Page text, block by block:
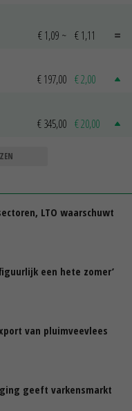
€ 1,09 ~ € 1,11
€ 197,00 € 2,00
€ 345,00 € 20,00
LTO waarschuwt
een hete zomer’
van pluimveevlees
geeft varkensmarkt